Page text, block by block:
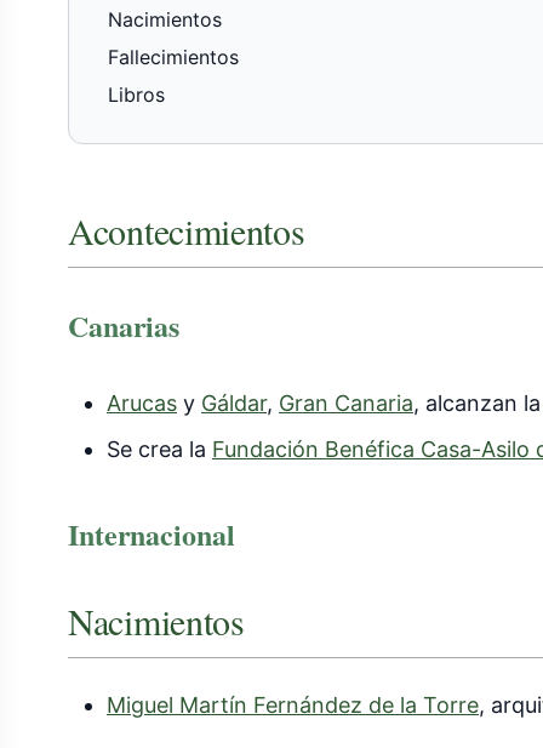
Nacimientos
Fallecimientos
Libros
Acontecimientos
Canarias
Arucas y Gáldar, Gran Canaria, alcanzan
Se crea la Fundación Benéfica Casa-Asilo
Internacional
Nacimientos
Miguel Martín Fernández de la Torre,